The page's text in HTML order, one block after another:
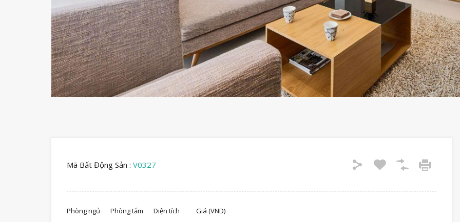
Mã Bất Động Sản : V0327
Phòng ngủ Phòng tắm Diện tích Giá (VND)